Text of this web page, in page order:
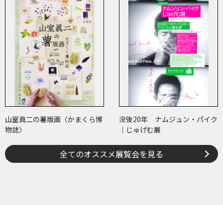
山室眞二の薯版画〈かまくら博
物誌〉
没後20年 ナムジュン・パイク
｜じゅげむ展
全てのオススメ展覧会を見る